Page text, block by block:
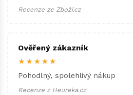
Recenze ze Zboží.cz
Ověřený zákazník
★★★★★
Pohodlný, spolehlivý nákup
Recenze z Heureka.cz